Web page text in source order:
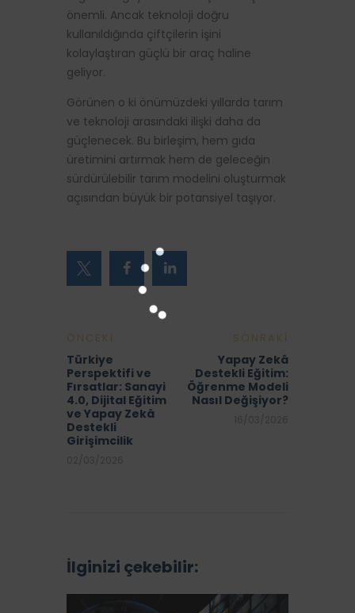
önemli. Ancak teknoloji doğru
kullanıldığında çiftçilerin işini
kolaylaştıran güçlü bir araç haline
geliyor.
Görünen o ki önümüzdeki yıllarda tarım
ve teknoloji arasındaki ilişki daha da
güçlenecek. Bu birleşim, hem gıda
üretimini artırmak hem de geleceğin
sürdürülebilir tarım modelini oluşturmak
açısından büyük bir potansiyel taşıyor.
ÖNCEKI
Türkiye
Perspektifi ve
Fırsatlar: Sanayi
4.0, Dijital Eğitim
ve Yapay Zekâ
Destekli
Girişimcilik
SONRAKI
Yapay Zekâ
Destekli Eğitim:
Öğrenme Modeli
Nasıl Değişiyor?
İlginizi çekebilir: